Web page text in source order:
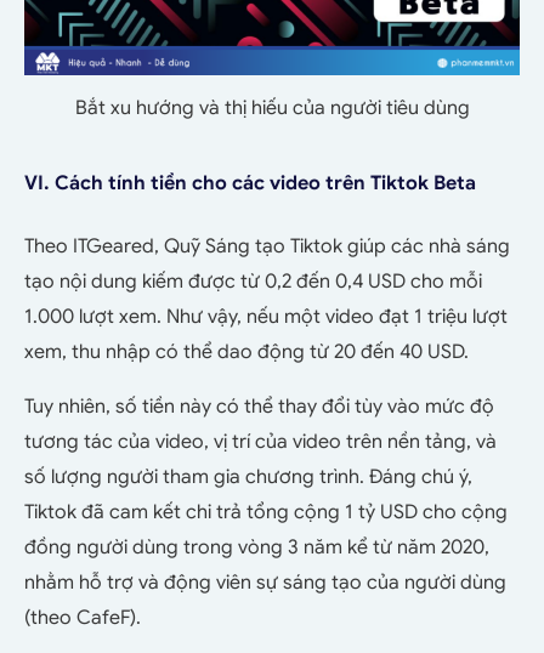
Bắt xu hướng và thị hiếu của người tiêu dùng
VI. Cách tính tiền cho các video trên Tiktok Beta
Theo ITGeared, Quỹ Sáng tạo Tiktok giúp các nhà sáng
tạo nội dung kiếm được từ 0,2 đến 0,4 USD cho mỗi
1.000 lượt xem. Như vậy, nếu một video đạt 1 triệu lượt
xem, thu nhập có thể dao động từ 20 đến 40 USD.
Tuy nhiên, số tiền này có thể thay đổi tùy vào mức độ
tương tác của video, vị trí của video trên nền tảng, và
số lượng người tham gia chương trình. Đáng chú ý,
Tiktok đã cam kết chi trả tổng cộng 1 tỷ USD cho cộng
đồng người dùng trong vòng 3 năm kể từ năm 2020,
nhằm hỗ trợ và động viên sự sáng tạo của người dùng
(theo CafeF).